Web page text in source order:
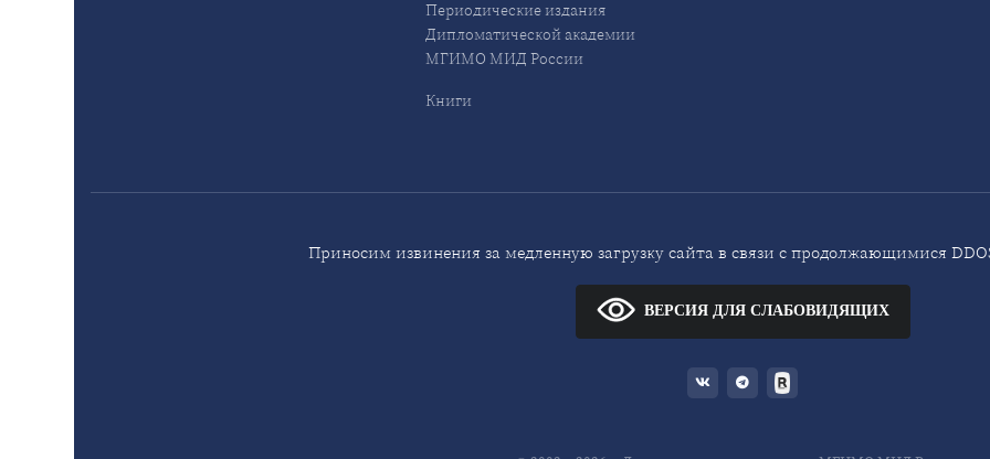
Периодические издания
Дипломатической академии
МГИМО МИД России
Книги
Приносим извинения за медленную загрузку сайта в связи с продолжающимися
ВЕРСИЯ ДЛЯ СЛАБОВИДЯЩИХ